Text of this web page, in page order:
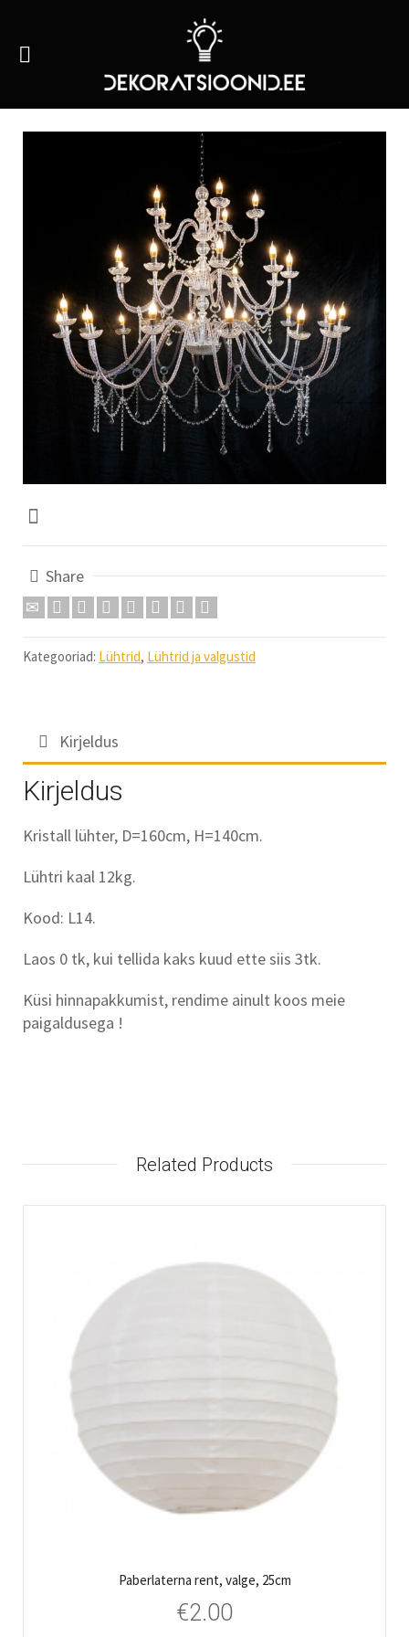
Share
Kategooriad: Lühtrid, Lühtrid ja valgustid
Kirjeldus
Kirjeldus
Kristall lühter, D=160cm, H=140cm.
Lühtri kaal 12kg.
Kood: L14.
Laos 0 tk, kui tellida kaks kuud ette siis 3tk.
Küsi hinnapakkumist, rendime ainult koos meie
paigaldusega !
Related Products
Paberlaterna rent, valge, 25cm
€2.00